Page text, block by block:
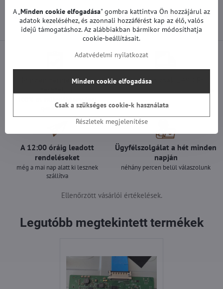
Előző termék Következő termék
Minden termékünket
garantálunk
Szállítás csak 1490 Ft
A 12:00 óráig leadott
rendeléseket
még a mai nap alatt ki lesznek
szállítva
Ügyfélszolgálat a hét minden
napján
néhány percen belül válaszolunk
Ellenőrzött vásárlói értékelések.
Legutóbb megtekintett termékek
A „ Minden cookie elfogadása" gombra kattintva Ön hozzájárul az
adatok kezeléséhez, és azonnali hozzáférést kap az élő, valós
idejű támogatáshoz. Az alábbiakban bármikor módosíthatja
cookie-beállításait.
Adatvédelmi nyilatkozat
Részletek megjelenítése
Minden cookie elfogadása
Csak a szükséges cookie-k használata